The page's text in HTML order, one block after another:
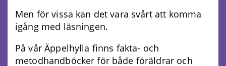
Men för vissa kan det vara svårt att komma
igång med läsningen.
På vår Äppelhylla finns fakta- och
metodhandböcker för både föräldrar och